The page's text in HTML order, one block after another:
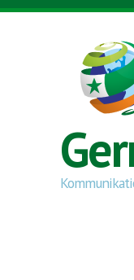
Skip to main content